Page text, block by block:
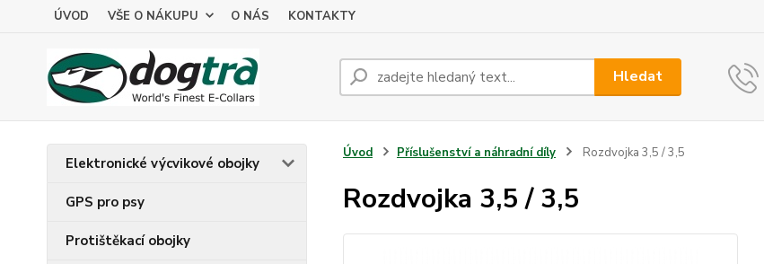
ÚVOD VŠE O NÁKUPU O NÁS KONTAKTY
Hledat
Elektronické výcvikové obojky
GPS pro psy
Protištěkací obojky
Úvod Příslušenství a náhradní díly Rozdvojka 3,5 / 3,5
Rozdvojka 3,5 / 3,5